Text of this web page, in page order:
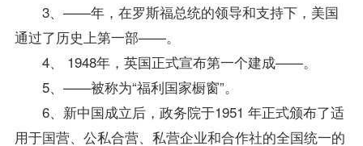
3、——年，在罗斯福总统的领导和支持下，美国
通过了历史上第一部——。
4、 1948年，英国正式宣布第一个建成——。
5、——被称为“福利国家橱窗”。
6、新中国成立后，政务院于1951 年正式颁布了适
用于国营、公私合营、私营企业和合作社的全国统一的